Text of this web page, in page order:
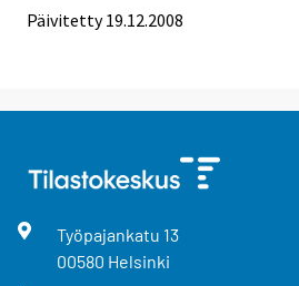
Päivitetty19.12.2008
Työpajankatu 13
00580 Helsinki